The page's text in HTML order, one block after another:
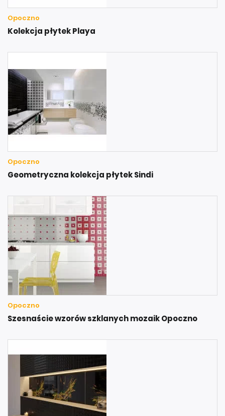
Opoczno
Kolekcja płytek Playa
Opoczno
Geometryczna kolekcja płytek Sindi
Opoczno
Szesnaście wzorów szklanych mozaik Opoczno